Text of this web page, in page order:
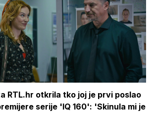
RTL.hr otkrila tko joj je prvi poslao
serije 'IQ 160': 'Skinula mi je